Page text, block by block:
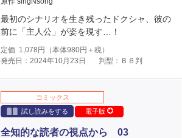
最初のシナリオを生き残ったドクシャ、彼の
前に「主人公」が姿を現す…！
定価 1,078 円（本体980円＋税）
発売日：2024年10月23日
判型：Ｂ６判
コミックス
試し読みをする
電子版
全知的な読者の視点から 03